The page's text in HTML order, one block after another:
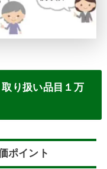
取り扱い品目１万
ポイント